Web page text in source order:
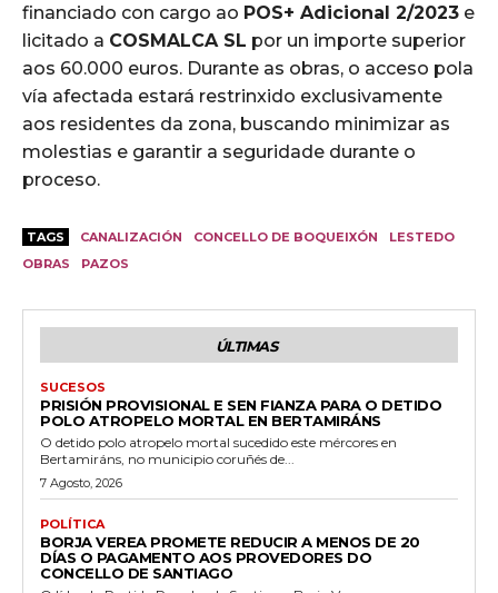
financiado con cargo ao POS+ Adicional 2/2023 e
licitado a COSMALCA SL por un importe superior
aos 60.000 euros. Durante as obras, o acceso pola
vía afectada estará restrinxido exclusivamente
aos residentes da zona, buscando minimizar as
molestias e garantir a seguridade durante o
proceso.
TAGS CANALIZACIÓN CONCELLO DE BOQUEIXÓN
LESTEDO
OBRAS
PAZOS
ÚLTIMAS
SUCESOS
PRISIÓN PROVISIONAL E SEN FIANZA PARA O DETIDO
POLO ATROPELO MORTAL EN BERTAMIRÁNS
O detido polo atropelo mortal sucedido este mércores en
Bertamiráns, no municipio coruñés de...
7 Agosto, 2026
POLÍTICA
BORJA VEREA PROMETE REDUCIR A MENOS DE 20
DÍAS O PAGAMENTO AOS PROVEDORES DO
CONCELLO DE SANTIAGO